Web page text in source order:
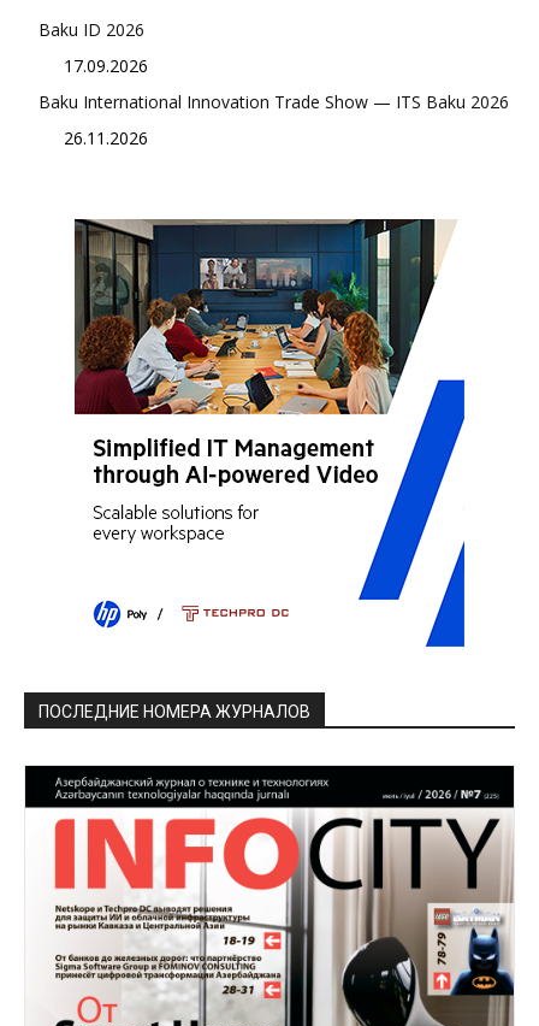
Baku ID 2026
17.09.2026
Baku International Innovation Trade Show — ITS Baku 2026
26.11.2026
ПОСЛЕДНИЕ НОМЕРА ЖУРНАЛОВ